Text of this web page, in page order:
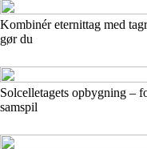
Kombinér eternittag med
gør du
Solcelletagets opbygning –
samspil